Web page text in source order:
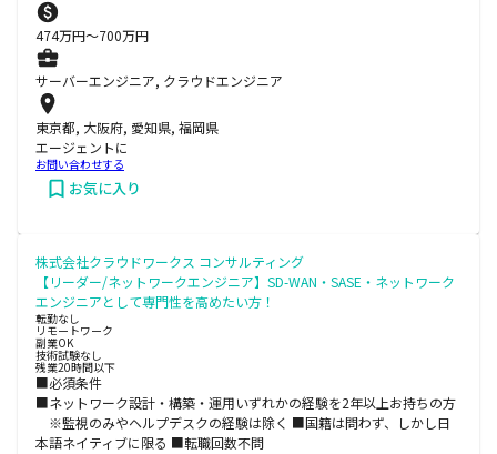
474万円〜700万円
サーバーエンジニア, クラウドエンジニア
東京都, 大阪府, 愛知県, 福岡県
エージェントに
お問い合わせする
お気に入り
株式会社クラウドワークス コンサルティング
【リーダー/ネットワークエンジニア】SD-WAN・SASE・ネットワーク
エンジニアとして専門性を高めたい方！
転勤なし
リモートワーク
副業OK
技術試験なし
残業20時間以下
■必須条件
■ネットワーク設計・構築・運用いずれかの経験を2年以上お持ちの方
※監視のみやヘルプデスクの経験は除く ■国籍は問わず、しかし日
本語ネイティブに限る ■転職回数不問